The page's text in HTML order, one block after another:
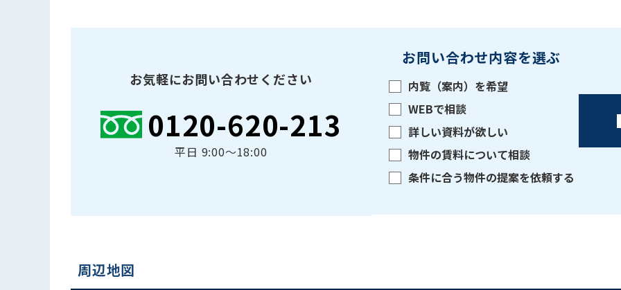
お気軽にお問い合わせください
0120-620-213
平日 9:00〜18:00
お問い合わせ内容を選ぶ
内覧（案内）を希望
WEBで相談
詳しい資料が欲しい
物件の賃料について相談
条件に合う物件の提案を依頼する
周辺地図